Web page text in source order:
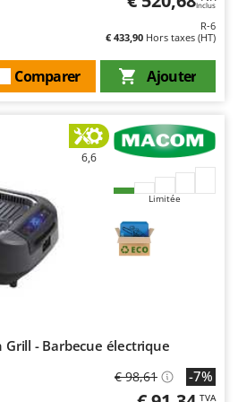
Inclus
R-6
€ 433,90 Hors taxes (HT)
Ajouter
Comparer
6,6
Limitée
Grill - Barbecue électrique
€ 98,61 -7%
TVA